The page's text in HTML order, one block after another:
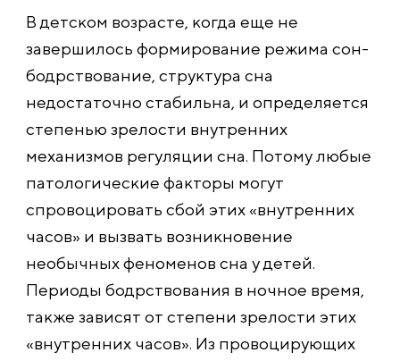
В детском возрасте, когда еще не
завершилось формирование режима сон-
бодрствование, структура сна
недостаточно стабильна, и определяется
степенью зрелости внутренних
механизмов регуляции сна. Потому любые
патологические факторы могут
спровоцировать сбой этих «внутренних
часов» и вызвать возникновение
необычных феноменов сна у детей.
Периоды бодрствования в ночное время,
также зависят от степени зрелости этих
«внутренних часов». Из провоцирующих